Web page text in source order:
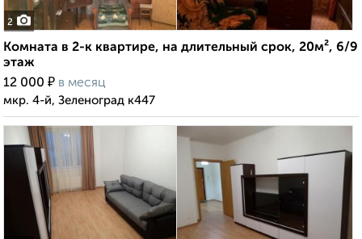
2
Комната в 2-к квартире, на длительный срок, 20м², 6/9
этаж
12 000 ₽ в месяц
мкр. 4-й, Зеленоград к447